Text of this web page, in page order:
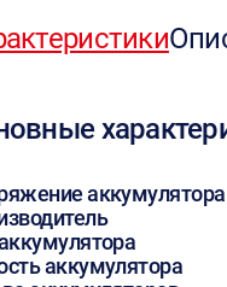
аккумулятора
аккумулятора